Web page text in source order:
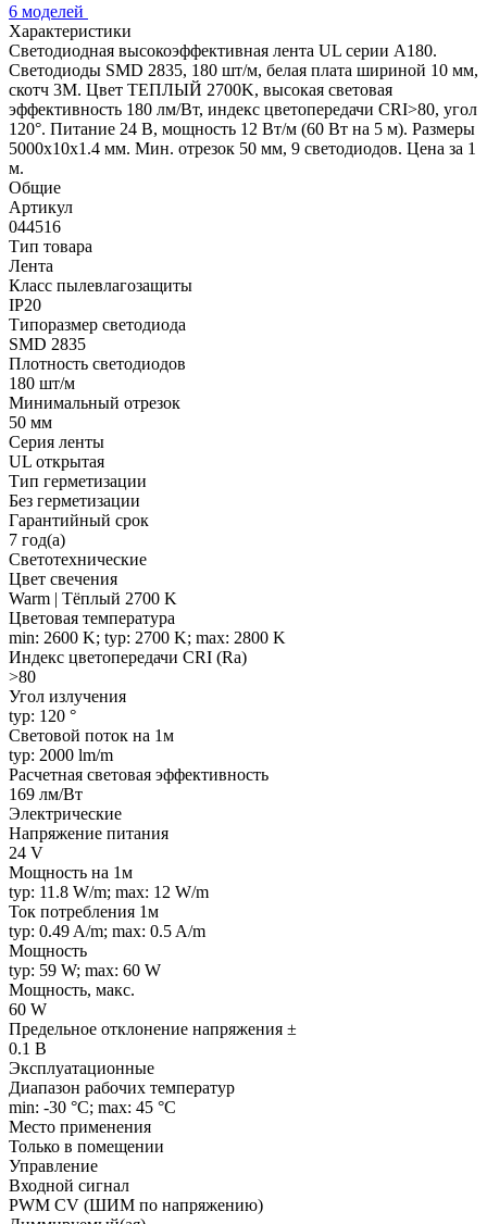
6 моделей
Характеристики
Светодиодная высокоэффективная лента UL серии A180.
Светодиоды SMD 2835, 180 шт/м, белая плата шириной 10 мм,
скотч 3M. Цвет ТЕПЛЫЙ 2700K, высокая световая
эффективность 180 лм/Вт, индекс цветопередачи CRI>80, угол
120°. Питание 24 В, мощность 12 Вт/м (60 Вт на 5 м). Размеры
5000x10x1.4 мм. Мин. отрезок 50 мм, 9 светодиодов. Цена за 1
м.
Общие
Артикул
044516
Тип товара
Лента
Класс пылевлагозащиты
IP20
Типоразмер светодиода
SMD 2835
Плотность светодиодов
180 шт/м
Минимальный отрезок
50 мм
Серия ленты
UL открытая
Тип герметизации
Без герметизации
Гарантийный срок
7 год(а)
Светотехнические
Цвет свечения
Warm | Тёплый 2700 K
Цветовая температура
min: 2600 K; typ: 2700 K; max: 2800 K
Индекс цветопередачи CRI (Ra)
>80
Угол излучения
typ: 120 °
Световой поток на 1м
typ: 2000 lm/m
Расчетная световая эффективность
169 лм/Вт
Электрические
Напряжение питания
24 V
Мощность на 1м
typ: 11.8 W/m; max: 12 W/m
Ток потребления 1м
typ: 0.49 A/m; max: 0.5 A/m
Мощность
typ: 59 W; max: 60 W
Мощность, макс.
60 W
Предельное отклонение напряжения ±
0.1 В
Эксплуатационные
Диапазон рабочих температур
min: -30 °C; max: 45 °C
Место применения
Только в помещении
Управление
Входной сигнал
PWM СV (ШИМ по напряжению)